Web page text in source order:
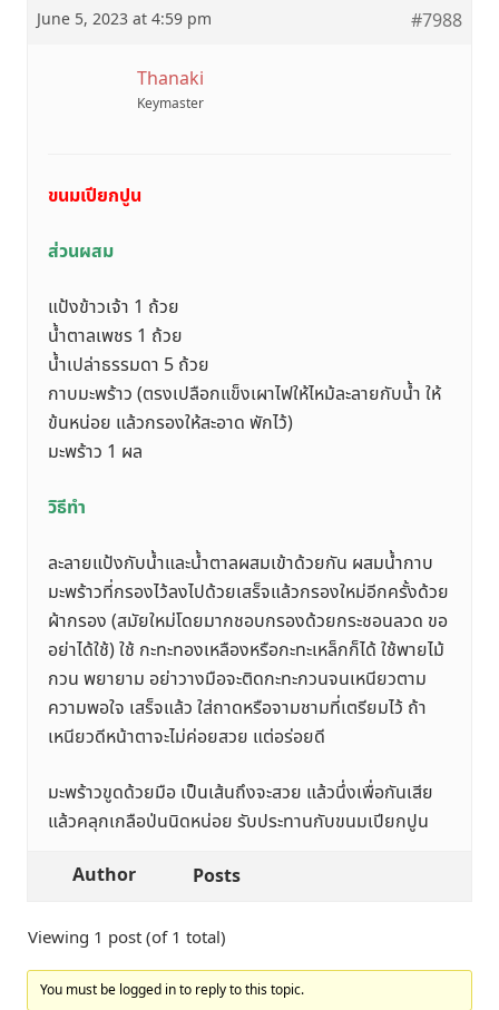
June 5, 2023 at 4:59 pm #7988
Thanaki
Keymaster
ขนมเปียกปูน
ส่วนผสม
แป้งข้าวเจ้า 1 ถ้วย
น้ำตาลเพชร 1 ถ้วย
น้ำเปล่าธรรมดา 5 ถ้วย
กาบมะพร้าว (ตรงเปลือกแข็งเผาไฟให้ไหม้ละลายกับน้ำ ให้
ข้นหน่อย แล้วกรองให้สะอาด พักไว้)
มะพร้าว 1 ผล
วิธีทํา
ละลายแป้งกับน้ำและน้ำตาลผสมเข้าด้วยกัน ผสมน้ำกาบ
มะพร้าวที่กรองไว้ลงไปด้วยเสร็จแล้วกรองใหม่อีกครั้งด้วย
ผ้ากรอง (สมัยใหม่โดยมากชอบกรองด้วยกระชอนลวด ขอ
อย่าได้ใช้) ใช้ กะทะทองเหลืองหรือกะทะเหล็กก็ได้ ใช้พายไม้
กวน พยายาม อย่าวางมือจะติดกะทะกวนจนเหนียวตาม
ความพอใจ เสร็จแล้ว ใส่ถาดหรือจามชามที่เตรียมไว้ ถ้า
เหนียวดีหน้าตาจะไม่ค่อยสวย แต่อร่อยดี
มะพร้าวขูดด้วยมือ เป็นเส้นถึงจะสวย แล้วนึ่งเพื่อกันเสีย
แล้วคลุกเกลือป่นนิดหน่อย รับประทานกับขนมเปียกปูน
Author
Posts
Viewing 1 post (of 1 total)
You must be logged in to reply to this topic.